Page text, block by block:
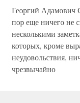
Георгий Адамович
пор еще ничего не
несколькими
которых, кроме
неудовольствия,
чрезвычайно